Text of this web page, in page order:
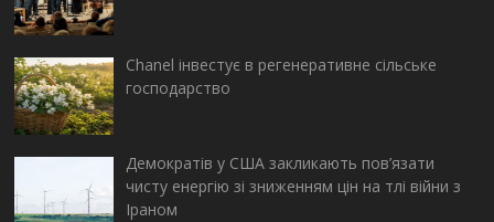
Chanel інвестує в регенеративне сільське
господарство
Демократів у США закликають пов’язати
чисту енергію зі зниженням цін на тлі війни з
Іраном